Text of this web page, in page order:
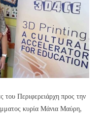
του Περιφερειάρχη προς την
κυρία Μάνια Μαύρη,